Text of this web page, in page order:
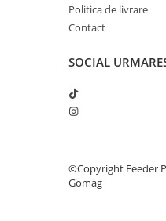
Politica de livrare
Contact
SOCIAL
©Copyright Feeder
Gomag